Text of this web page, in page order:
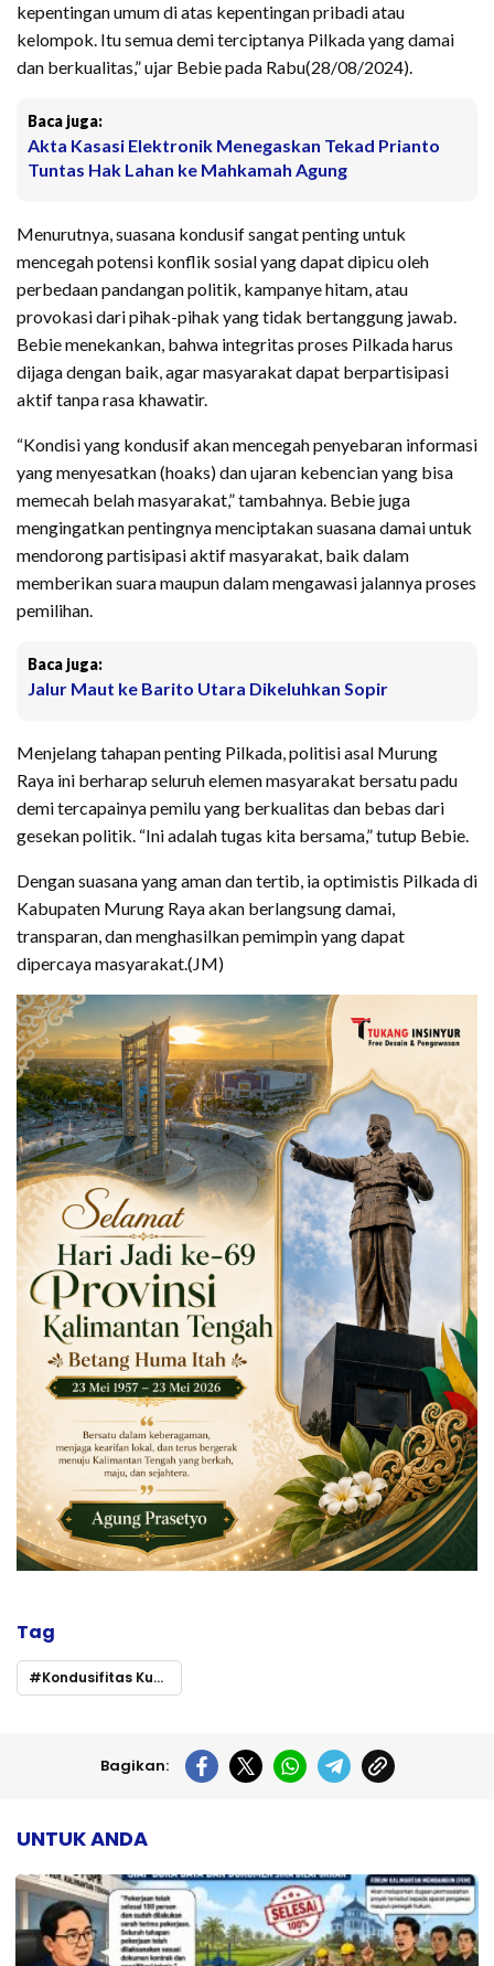
kepentingan umum di atas kepentingan pribadi atau
kelompok. Itu semua demi terciptanya Pilkada yang damai
dan berkualitas,” ujar Bebie pada Rabu(28/08/2024).
Baca juga:
Akta Kasasi Elektronik Menegaskan Tekad Prianto
Tuntas Hak Lahan ke Mahkamah Agung
Menurutnya, suasana kondusif sangat penting untuk
mencegah potensi konflik sosial yang dapat dipicu oleh
perbedaan pandangan politik, kampanye hitam, atau
provokasi dari pihak-pihak yang tidak bertanggung jawab.
Bebie menekankan, bahwa integritas proses Pilkada harus
dijaga dengan baik, agar masyarakat dapat berpartisipasi
aktif tanpa rasa khawatir.
“Kondisi yang kondusif akan mencegah penyebaran informasi
yang menyesatkan (hoaks) dan ujaran kebencian yang bisa
memecah belah masyarakat,” tambahnya. Bebie juga
mengingatkan pentingnya menciptakan suasana damai untuk
mendorong partisipasi aktif masyarakat, baik dalam
memberikan suara maupun dalam mengawasi jalannya proses
pemilihan.
Baca juga:
Jalur Maut ke Barito Utara Dikeluhkan Sopir
Menjelang tahapan penting Pilkada, politisi asal Murung
Raya ini berharap seluruh elemen masyarakat bersatu padu
demi tercapainya pemilu yang berkualitas dan bebas dari
gesekan politik. “Ini adalah tugas kita bersama,” tutup Bebie.
Dengan suasana yang aman dan tertib, ia optimistis Pilkada di
Kabupaten Murung Raya akan berlangsung damai,
transparan, dan menghasilkan pemimpin yang dapat
dipercaya masyarakat.(JM)
Tag
Kondusifitas Kunci Sukses Pilkada di Murung Raya
Bagikan:
UNTUK ANDA